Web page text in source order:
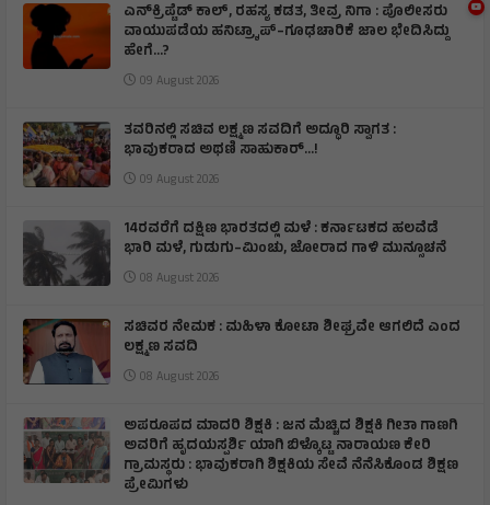
ಎನ್‌ಕ್ರಿಪ್ಟೆಡ್‌ ಕಾಲ್‌, ರಹಸ್ಯ ಕಡತ, ತೀವ್ರ ನಿಗಾ : ಪೊಲೀಸರು
ವಾಯುಪಡೆಯ ಹನಿಟ್ರ್ಯಾಪ್–ಗೂಢಚಾರಿಕೆ ಜಾಲ ಭೇದಿಸಿದ್ದು
ಹೇಗೆ…?
09 August 2026
ತವರಿನಲ್ಲಿ ಸಚಿವ ಲಕ್ಷ್ಮಣ ಸವದಿಗೆ ಅದ್ಧೂರಿ ಸ್ವಾಗತ :
ಭಾವುಕರಾದ ಅಥಣಿ ಸಾಹುಕಾರ್...!
09 August 2026
14ರವರೆಗೆ ದಕ್ಷಿಣ ಭಾರತದಲ್ಲಿ ಮಳೆ : ಕರ್ನಾಟಕದ ಹಲವೆಡೆ
ಭಾರಿ ಮಳೆ, ಗುಡುಗು–ಮಿಂಚು, ಜೋರಾದ ಗಾಳಿ ಮುನ್ಸೂಚನೆ
08 August 2026
ಸಚಿವರ ನೇಮಕ : ಮಹಿಳಾ ಕೋಟಾ ಶೀಘ್ರವೇ ಆಗಲಿದೆ ಎಂದ
ಲಕ್ಷ್ಮಣ ಸವದಿ
08 August 2026
ಅಪರೂಪದ ಮಾದರಿ ಶಿಕ್ಷಕಿ : ಜನ ಮೆಚ್ಚಿದ ಶಿಕ್ಷಕಿ ಗೀತಾ ಗಾಣಗಿ
ಅವರಿಗೆ ಹೃದಯಸ್ಪರ್ಶಿ ಯಾಗಿ ಬಿಳ್ಕೊಟ್ಟ ನಾರಾಯಣ ಕೇರಿ
ಗ್ರಾಮಸ್ಥರು : ಭಾವುಕರಾಗಿ ಶಿಕ್ಷಕಿಯ ಸೇವೆ ನೆನೆಸಿಕೊಂಡ ಶಿಕ್ಷಣ
ಪ್ರೇಮಿಗಳು